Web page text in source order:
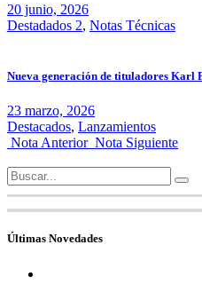
20 junio, 2026
Destadados 2, Notas Técnicas
Nueva generación de tituladores
23 marzo, 2026
Destacados, Lanzamientos
Nota Anterior Nota Siguiente
Search
for:
Últimas Novedades